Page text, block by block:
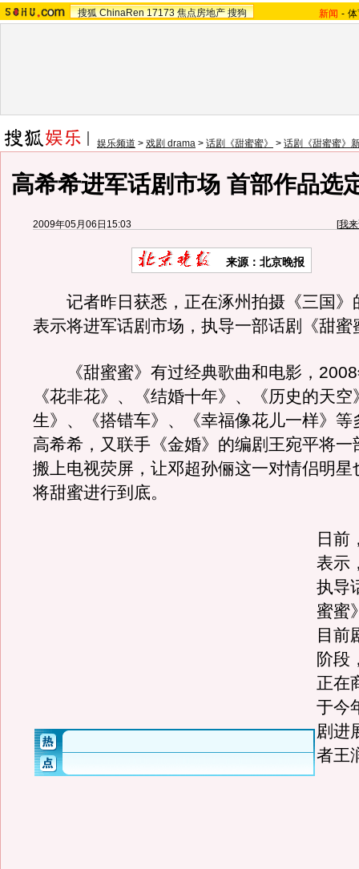
搜狐 ChinaRen 17173 焦点房地产 搜狗 新闻 -
娱乐频道 > 戏剧 drama > 话剧《甜蜜蜜》 > 话剧《甜蜜蜜》
高希希进军话剧市场 首部作品选
2009年05月06日15:03 [我
来源： 北京晚报
记者昨日获悉，正在涿州拍摄《三国》
表示将进军话剧市场，执导一部话剧《甜蜜
《甜蜜蜜》有过经典歌曲和电影，2008
《花非花》、《结婚十年》、《历史的天
生》、《搭错车》、《幸福像花儿一样》等
高希希，又联手《金婚》的编剧王宛平将一
搬上电视荧屏，让邓超孙俪这一对情侣明星
将甜蜜进行到底。
日前
表示
执导
蜜蜜
目前
阶段
正在
于今
剧进
者王